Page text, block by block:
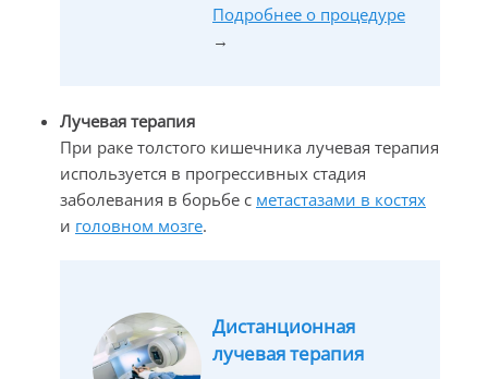
Подробнее о процедуре
→
Лучевая терапия
При раке толстого кишечника лучевая терапия
используется в прогрессивных стадия
заболевания в борьбе с метастазами в костях
и головном мозге.
Дистанционная
лучевая терапия